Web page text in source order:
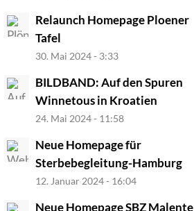
Relaunch Homepage Ploener
Tafel
30. Mai 2024 - 3:33
BILDBAND: Auf den Spuren
Winnetous in Kroatien
24. Mai 2024 - 11:58
Neue Homepage für
Sterbebegleitung-Hamburg
12. Januar 2024 - 16:04
Neue Homepage SBZ Malente